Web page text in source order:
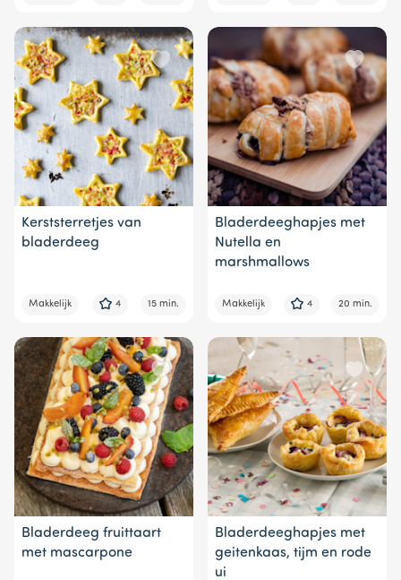
Kerststerretjes van
bladerdeeg
Makkelijk 4 15 min.
Bladerdeeghapjes met
Nutella en
marshmallows
Makkelijk 4 20 min.
Bladerdeeg fruittaart
met mascarpone
Bladerdeeghapjes met
geitenkaas, tijm en rode
ui